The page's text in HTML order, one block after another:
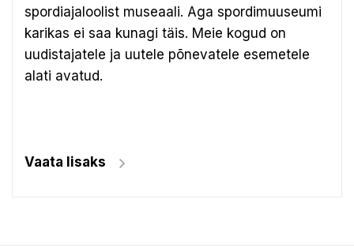
spordiajaloolist museaali. Aga spordimuuseumi
karikas ei saa kunagi täis. Meie kogud on
uudistajatele ja uutele põnevatele esemetele
alati avatud.
Vaata lisaks